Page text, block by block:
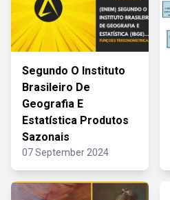
Segundo O Instituto
Brasileiro De
Geografia E
Estatística Produtos
Sazonais
07 September 2024